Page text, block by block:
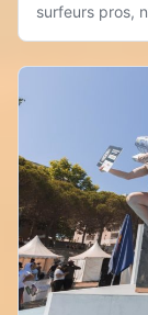
surfeurs pros,